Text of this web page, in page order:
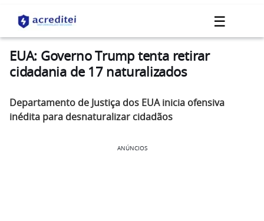
☰
EUA: Governo Trump tenta retirar
cidadania de 17 naturalizados
Departamento de Justiça dos EUA inicia ofensiva
inédita para desnaturalizar cidadãos
ANÚNCIOS